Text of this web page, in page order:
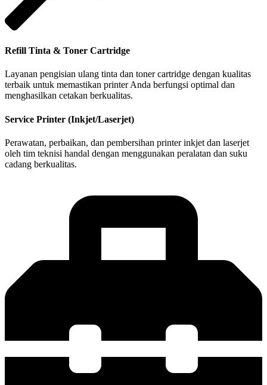
Refill Tinta & Toner Cartridge
Layanan pengisian ulang tinta dan toner cartridge dengan kualitas
terbaik untuk memastikan printer Anda berfungsi optimal dan
menghasilkan cetakan berkualitas.
Service Printer (Inkjet/Laserjet)
Perawatan, perbaikan, dan pembersihan printer inkjet dan laserjet
oleh tim teknisi handal dengan menggunakan peralatan dan suku
cadang berkualitas.